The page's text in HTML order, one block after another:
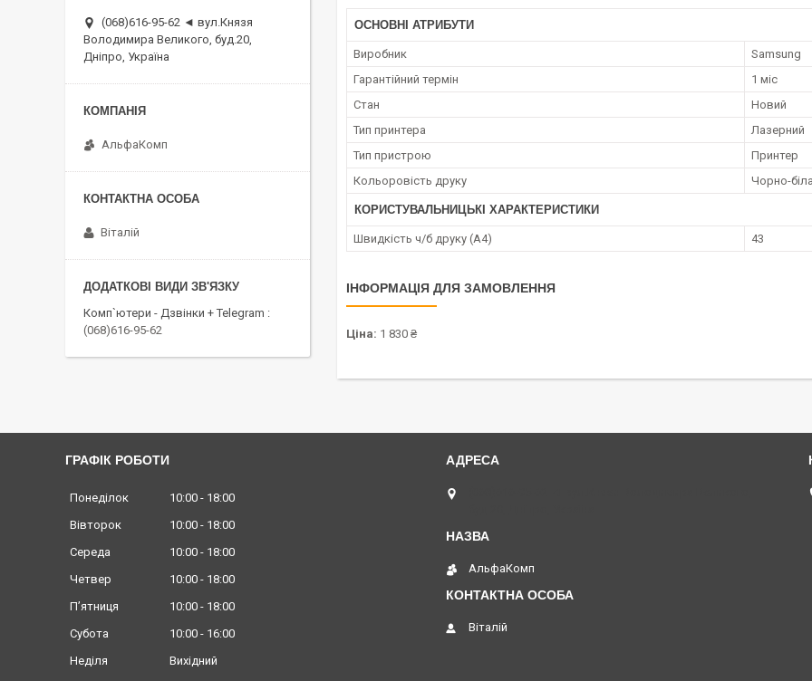
ОСНОВНІ АТРИБУТИ
Виробник
Samsung
Гарантійний термін
1 міс
Стан
Новий
Тип принтера
Лазерний
Тип пристрою
Принтер
Кольоровість друку
Чорно-
КОРИСТУВАЛЬНИЦЬКІ ХАРАКТЕРИСТИКИ
Швидкість ч/б друку (A4) 43
ІНФОРМАЦІЯ ДЛЯ ЗАМОВЛЕННЯ
Ціна: 1 830 ₴
(068)616-95-62 ◄ вул.Князя
Володимира Великого, буд.20,
Дніпро, Україна
АльфаКомп
Віталій
Комп`ютери - Дзвінки + Telegram
(068)616-95-62
ГРАФІК РОБОТИ
Понеділок 10:00
18:00
Вівторок
10:00
18:00
Середа
10:00
18:00
Четвер
10:00
18:00
Пʼятниця
10:00
18:00
Субота
10:00
16:00
Неділя
Вихідний
АльфаКомп
Віталій